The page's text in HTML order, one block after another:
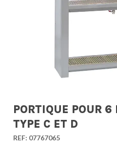
PORTIQUE POUR 6
TYPE C ET D
REF: 07767065